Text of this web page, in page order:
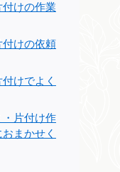
けの作業
付けの依頼
けでよく
・片付け作
まかせく